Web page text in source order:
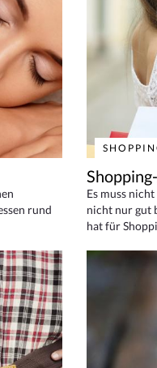
rund
Es muss
nicht nur gut
hat für